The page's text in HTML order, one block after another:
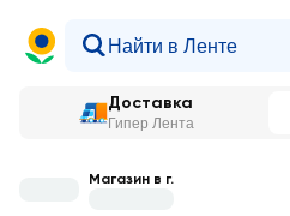
Доставка
Гипер Лента
Магазин в г.